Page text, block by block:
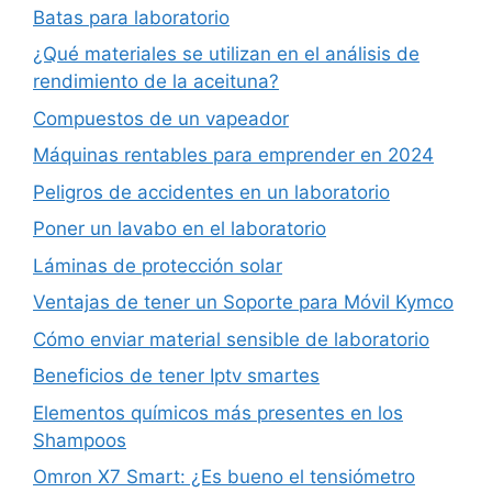
Batas para laboratorio
¿Qué materiales se utilizan en el análisis de
rendimiento de la aceituna?
Compuestos de un vapeador
Máquinas rentables para emprender en 2024
Peligros de accidentes en un laboratorio
Poner un lavabo en el laboratorio
Láminas de protección solar
Ventajas de tener un Soporte para Móvil Kymco
Cómo enviar material sensible de laboratorio
Beneficios de tener Iptv smartes
Elementos químicos más presentes en los
Shampoos
Omron X7 Smart: ¿Es bueno el tensiómetro